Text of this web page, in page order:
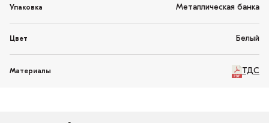
Упаковка Металлическая банка
Цвет Белый
Материалы ТДС